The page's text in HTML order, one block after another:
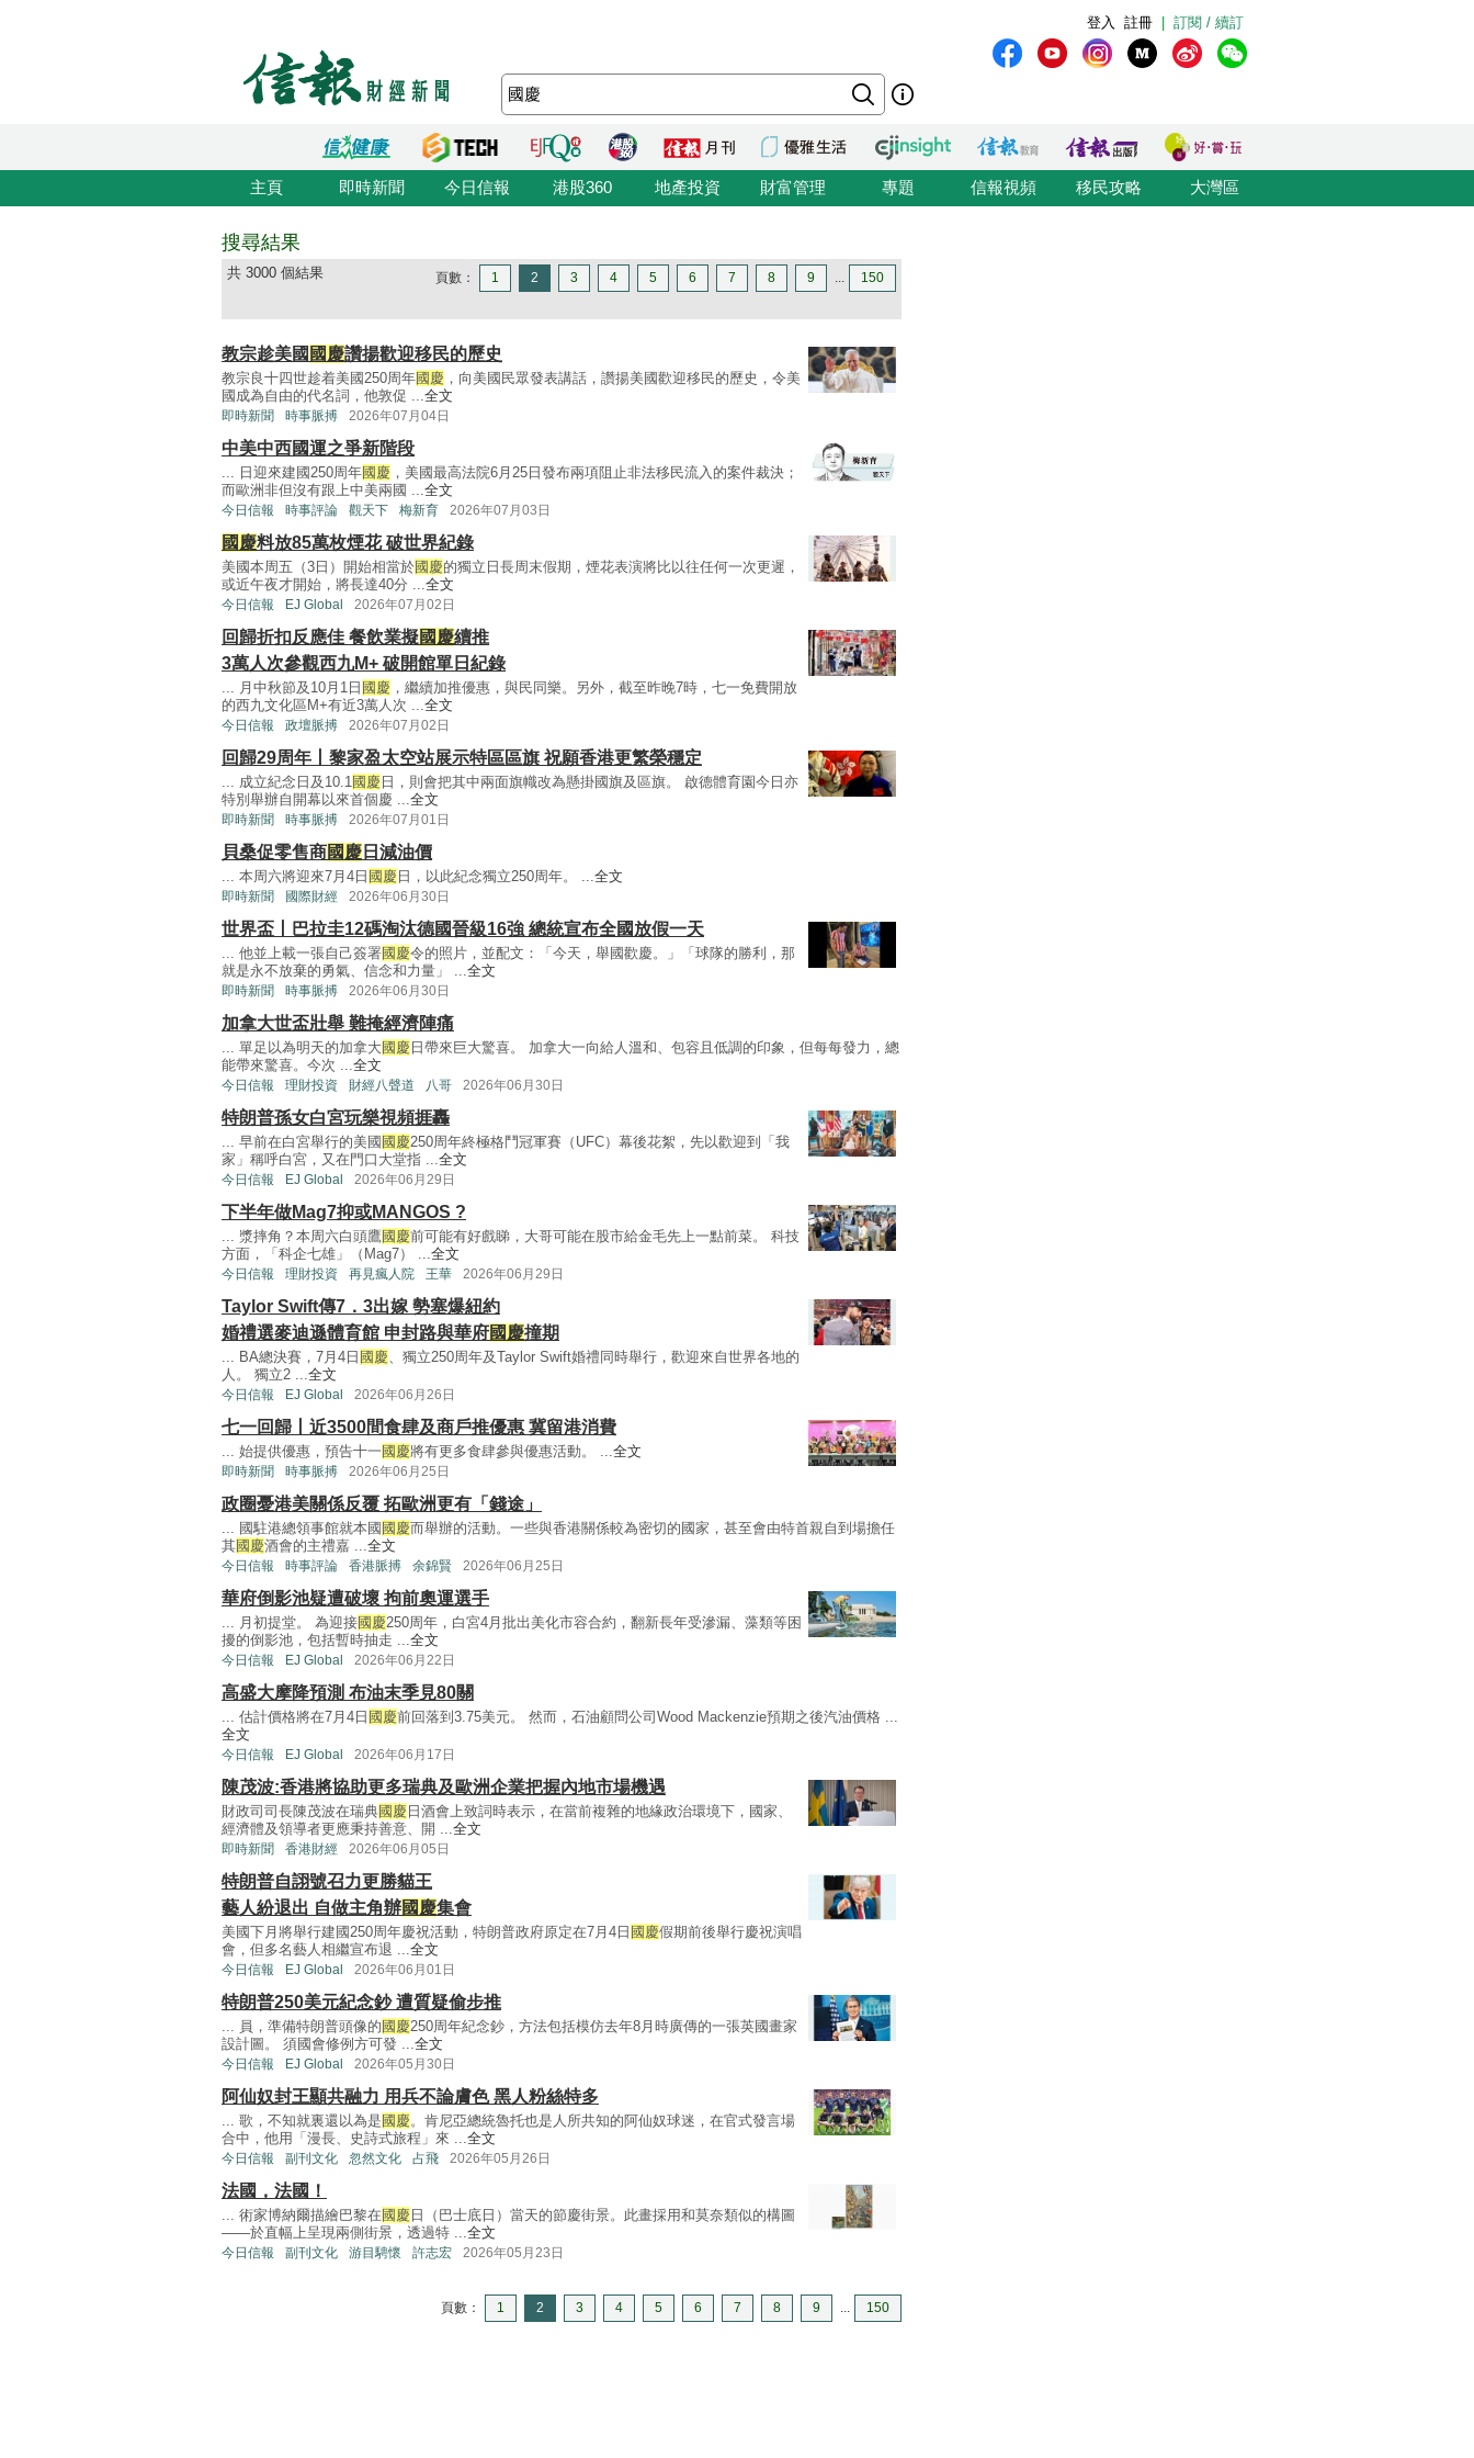
訂閱 / 續訂
註冊
登入
主頁 即時新聞 今日信報 港股360 地產投資 財富管理 專題 信報視頻 移民攻略 大灣區
搜尋結果
共 3000 個結果 頁數： 1 2 3 4 5 6 7 8 9 ... 150
教宗趁美國 國慶讚揚歡迎移民的歷史
教宗良十四世趁着美國250周年國慶 ，向美國民眾發表講話，讚揚美國歡迎移民的歷史，令美
國成為自由的代名詞，他敦促 ...全文
即時新聞 時事脈搏 2026年07月04日
中美中西國運之爭新階段
... 日迎來建國250周年國慶 ，美國最高法院6月25日發布兩項阻止非法移民流入的案件裁決；
而歐洲非但沒有跟上中美兩國 ...全文
今日信報 時事評論 觀天下 梅新育 2026年07月03日
國慶料放85萬枚煙花 破世界紀錄
美國本周五（3日）開始相當於國慶的獨立日長周末假期，煙花表演將比以往任何一次更遲，
或近午夜才開始，將長達40分 ...全文
今日信報 EJ Global 2026年07月02日
回歸折扣反應佳 餐飲業擬國慶續推
3萬人次參觀西九M+ 破開館單日紀錄
... 月中秋節及10月1日 國慶 ，繼續加推優惠，與民同樂。另外，截至昨晚7時，七一免費開放
的西九文化區M+有近3萬人次 ...全文
今日信報 政壇脈搏 2026年07月02日
回歸29周年丨黎家盈太空站展示特區區旗 祝願香港更繁榮穩定
... 成立紀念日及10.1國慶 日，則會把其中兩面旗幟改為懸掛國旗及區旗。 啟德體育園今日亦
特別舉辦自開幕以來首個慶 ...全文
即時新聞 時事脈搏 2026年07月01日
貝桑促零售商國慶 日減油價
... 本周六將迎來7月4日 國慶 日，以此紀念獨立250周年。 ...全文
即時新聞 國際財經 2026年06月30日
世界盃丨巴拉圭12碼淘汰德國晉級16強 總統宣布全國放假一天
... 他並上載一張自己簽署國慶令的照片，並配文：「今天，舉國歡慶。」「球隊的勝利，那
就是永不放棄的勇氣、信念和力量」 ...全文
即時新聞 時事脈搏 2026年06月30日
加拿大世盃壯舉 難掩經濟陣痛
... 單足以為明天的加拿大國慶 日帶來巨大驚喜。 加拿大一向給人溫和、包容且低調的印象，但每每發力，總
能帶來驚喜。今次 ...全文
今日信報 理財投資 財經八聲道 八哥 2026年06月30日
特朗普孫女白宮玩樂視頻捱轟
... 早前在白宮舉行的美國 國慶250周年終極格鬥冠軍賽（UFC）幕後花絮，先以歡迎到「我
家」稱呼白宮，又在門口大堂指 ...全文
今日信報 EJ Global 2026年06月29日
下半年做Mag7抑或MANGOS ?
... 漿摔角？本周六白頭鷹國慶前可能有好戲睇，大哥可能在股市給金毛先上一點前菜。 科技
方面，「科企七雄」（Mag7） ...全文
今日信報 理財投資 再見瘋人院 王華 2026年06月29日
Taylor Swift傳7．3出嫁 勢塞爆紐約
婚禮選麥迪遜體育館 申封路與華府國慶撞期
... BA總決賽，7月4日 國慶、獨立250周年及Taylor Swift婚禮同時舉行，歡迎來自世界各地的
人。 獨立2 ...全文
今日信報 EJ Global 2026年06月26日
七一回歸丨近3500間食肆及商戶推優惠 冀留港消費
... 始提供優惠，預告十一 國慶將有更多食肆參與優惠活動。 ...全文
即時新聞 時事脈搏 2026年06月25日
政圈憂港美關係反覆 拓歐洲更有「錢途」
... 國駐港總領事館就本國 國慶而舉辦的活動。一些與香港關係較為密切的國家，甚至會由特首親自到場擔任
其國慶酒會的主禮嘉 ...全文
今日信報 時事評論 香港脈搏 余錦賢 2026年06月25日
華府倒影池疑遭破壞 拘前奧運選手
... 月初提堂。 為迎接國慶250周年，白宮4月批出美化市容合約，翻新長年受滲漏、藻類等困
擾的倒影池，包括暫時抽走 ...全文
今日信報 EJ Global 2026年06月22日
高盛大摩降預測 布油末季見80關
... 估計價格將在7月4日 國慶前回落到3.75美元。 然而，石油顧問公司Wood Mackenzie預期之後汽油價格 ...
全文
今日信報 EJ Global 2026年06月17日
陳茂波:香港將協助更多瑞典及歐洲企業把握內地市場機遇
財政司司長陳茂波在瑞典國慶 日酒會上致詞時表示，在當前複雜的地緣政治環境下，國家、
經濟體及領導者更應秉持善意、開 ...全文
即時新聞 香港財經 2026年06月05日
特朗普自詡號召力更勝貓王
藝人紛退出 自做主角辦國慶集會
美國下月將舉行建國250周年慶祝活動，特朗普政府原定在7月4日 國慶假期前後舉行慶祝演唱
會，但多名藝人相繼宣布退 ...全文
今日信報 EJ Global 2026年06月01日
特朗普250美元紀念鈔 遭質疑偷步推
... 員，準備特朗普頭像的 國慶250周年紀念鈔，方法包括模仿去年8月時廣傳的一張英國畫家
設計圖。 須國會修例方可發 ...全文
今日信報 EJ Global 2026年05月30日
阿仙奴封王顯共融力 用兵不論膚色 黑人粉絲特多
... 歌，不知就裏還以為是 國慶。肯尼亞總統魯托也是人所共知的阿仙奴球迷，在官式發言場
合中，他用「漫長、史詩式旅程」來 ...全文
今日信報 副刊文化 忽然文化 占飛 2026年05月26日
法國，法國！
... 術家博納爾描繪巴黎在 國慶 日（巴士底日）當天的節慶街景。此畫採用和莫奈類似的構圖
——於直幅上呈現兩側街景，透過特 ...全文
今日信報 副刊文化 游目騁懷 許志宏 2026年05月23日
頁數： 1 2 3 4 5 6 7 8 9 ... 150